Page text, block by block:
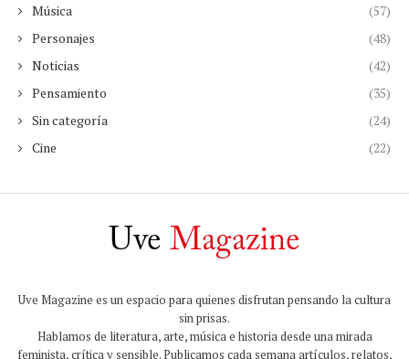
Música
(57)
Personajes
(48)
Noticias
(42)
Pensamiento
(35)
Sin categoría
(24)
Cine
(22)
Uve Magazine es un espacio para quienes disfrutan pensando la cultura
sin prisas.
Hablamos de literatura, arte, música e historia desde una mirada
feminista, crítica y sensible. Publicamos cada semana artículos, relatos,